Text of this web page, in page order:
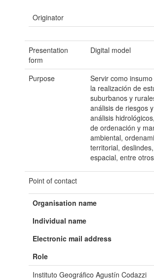
Originator
Presentation
form
Digital model
Purpose
Servir como
la realización de
suburbanos y
análisis de riesgos
análisis
de ordenación y
ambiental,
territorial,
espacial, entre
Point of contact
Organisation name
Individual name
Electronic mail address
Role
Instituto Geográfico Agustín Codazzi